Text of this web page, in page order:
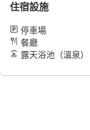
住宿設施
停車場
餐廳
露天浴池（溫泉）